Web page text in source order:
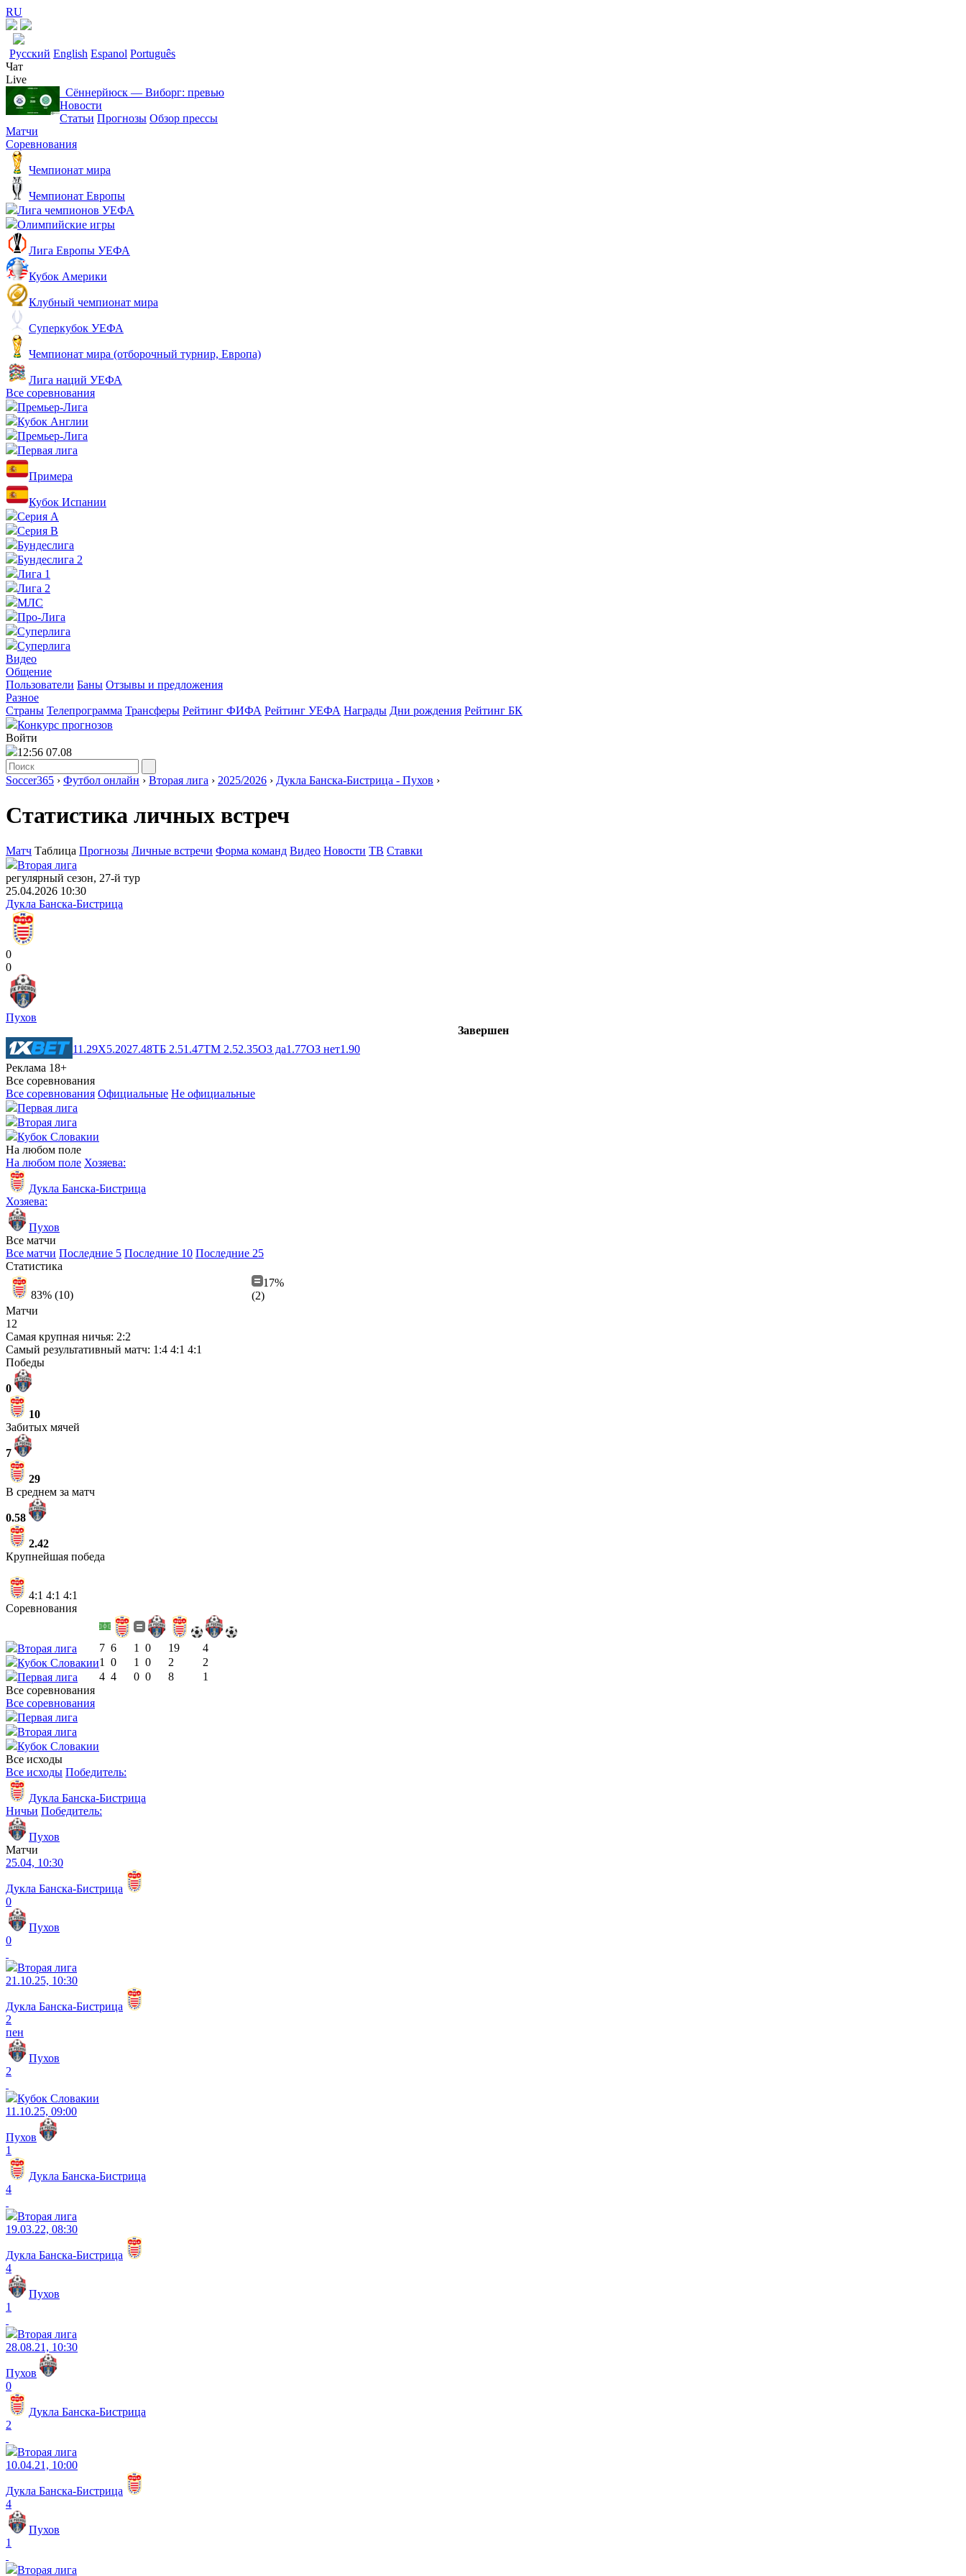
RU
Русский English Espanol Português
Чат
Live
Сённерйюск ― Виборг: превью
Новости
Статьи Прогнозы Обзор прессы
Матчи
Соревнования
Чемпионат мира
Чемпионат Европы
Лига чемпионов УЕФА
Олимпийские игры
Лига Европы УЕФА
Кубок Америки
Клубный чемпионат мира
Суперкубок УЕФА
Чемпионат мира (отборочный турнир, Европа)
Лига наций УЕФА
Все соревнования
Премьер-Лига
Кубок Англии
Премьер-Лига
Первая лига
Примера
Кубок Испании
Серия А
Серия B
Бундеслига
Бундеслига 2
Лига 1
Лига 2
МЛС
Про-Лига
Суперлига
Суперлига
Видео
Общение
Пользователи Баны Отзывы и предложения
Разное
Страны Телепрограмма Трансферы Рейтинг ФИФА Рейтинг УЕФА Награды Дни рождения Рейтинг БК
Конкурс прогнозов
Войти
12:56 07.08
Soccer365 › Футбол онлайн › Вторая лига › 2025/2026 › Дукла Банска-Бистрица - Пухов ›
Статистика личных встреч
Матч Таблица Прогнозы Личные встречи Форма команд Видео Новости ТВ Ставки
Вторая лига
регулярный сезон, 27-й тур
25.04.2026 10:30
Дукла Банска-Бистрица
0
0
Пухов
Завершен
11.29X5.2027.48ТБ 2.51.47ТМ 2.52.35ОЗ да1.77ОЗ нет1.90
Реклама 18+
Все соревнования
Все соревнования Официальные Не официальные
Первая лига
Вторая лига
Кубок Словакии
На любом поле
На любом поле Хозяева:
Дукла Банска-Бистрица
Хозяева:
Пухов
Все матчи
Все матчи Последние 5 Последние 10 Последние 25
Статистика
83% (10)
17%
(2)
Матчи
12
Самая крупная ничья: 2:2
Самый результативный матч: 1:4 4:1 4:1
Победы
0
10
Забитых мячей
7
29
В среднем за матч
0.58
2.42
Крупнейшая победа
4:1 4:1 4:1
Соревнования
Вторая лига 7 6 1 0 19
4
Кубок Словакии1 0 1 0 2
2
Первая лига
4 4 0 0 8
1
Все соревнования
Все соревнования
Первая лига
Вторая лига
Кубок Словакии
Все исходы
Все исходы Победитель:
Дукла Банска-Бистрица
Ничьи Победитель:
Пухов
Матчи
25.04, 10:30
Дукла Банска-Бистрица
0
Пухов
0
Вторая лига
21.10.25, 10:30
Дукла Банска-Бистрица
2
пен
Пухов
2
Кубок Словакии
11.10.25, 09:00
Пухов
1
Дукла Банска-Бистрица
4
Вторая лига
19.03.22, 08:30
Дукла Банска-Бистрица
4
Пухов
1
Вторая лига
28.08.21, 10:30
Пухов
0
Дукла Банска-Бистрица
2
Вторая лига
10.04.21, 10:00
Дукла Банска-Бистрица
4
Пухов
1
Вторая лига